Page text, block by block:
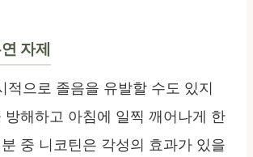
자제
적으로 졸음을 유발할 수도 있지
방해하고 아침에 일찍 깨어나게 한
중 니코틴은 각성의 효과가 있을